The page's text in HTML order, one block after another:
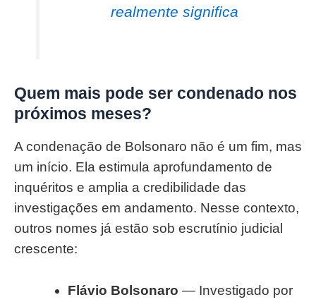
realmente significa
Quem mais pode ser condenado nos
próximos meses?
A condenação de Bolsonaro não é um fim, mas
um início. Ela estimula aprofundamento de
inquéritos e amplia a credibilidade das
investigações em andamento. Nesse contexto,
outros nomes já estão sob escrutínio judicial
crescente:
Flávio Bolsonaro — Investigado por